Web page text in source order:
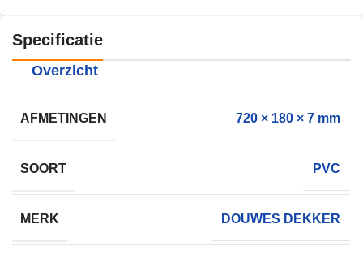
Specificatie
Overzicht
AFMETINGEN 720 × 180 × 7 mm
SOORT PVC
MERK DOUWES DEKKER